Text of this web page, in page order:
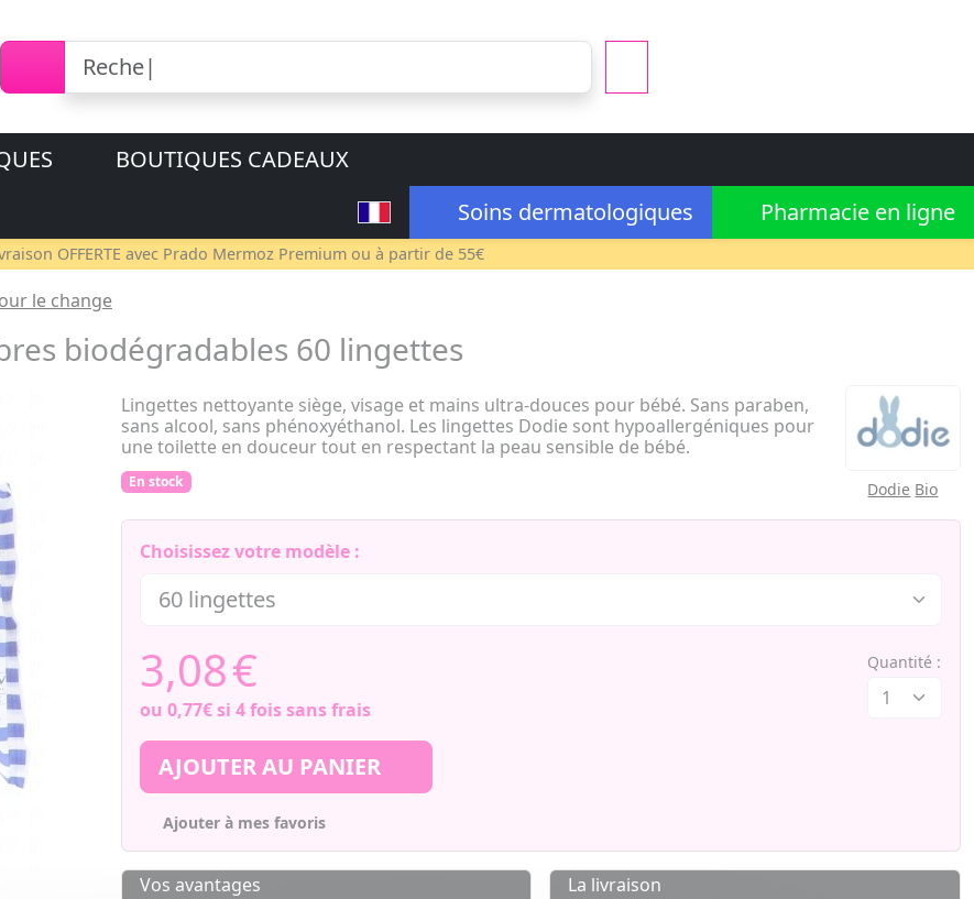
BOUTIQUES CADEAUX
Soins dermatologiques
Pharmacie en ligne
OFFERTE avec Prado Mermoz Premium ou à partir de 55€
le change
biodégradables 60 lingettes
Lingettes nettoyante siège, visage et mains ultra-douces pour bébé. Sans paraben,
sans alcool, sans phénoxyéthanol. Les lingettes Dodie sont hypoallergéniques pour
une toilette en douceur tout en respectant la peau sensible de bébé.
En stock Dodie Bio
Choisissez votre modèle :
3,08€
ou 0,77€si 4 fois sans frais
Quantité :
AJOUTER AU PANIER
Ajouter à mes favoris
Vos avantages
La livraison